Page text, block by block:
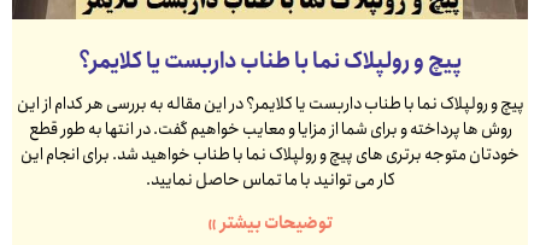
پیچ و رولپلاک نما با طناب داربست یا کلایمر؟
پیچ و رولپلاک نما با طناب داربست یا کلایمر؟ در این مقاله به بررسی هر کدام از این
روش ها پرداخته و برای شما از مزایا و معایب خواهیم گفت. در انتها به طور قطع
خودتان متوجه برتری های پیچ و رولپلاک نما با طناب خواهید شد. برای انجام این
کار می توانید با ما تماس حاصل نمایید.
توضیحات بیشتر »